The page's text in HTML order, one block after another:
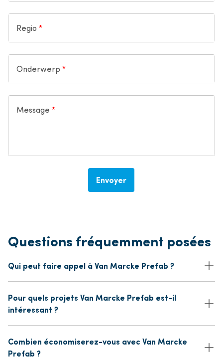
Regio
Onderwerp
Message
Envoyer
Questions fréquemment posées
Qui peut faire appel à Van Marcke Prefab ?
Pour quels projets Van Marcke Prefab est-il
intéressant ?
Combien économiserez-vous avec Van Marcke
Prefab ?